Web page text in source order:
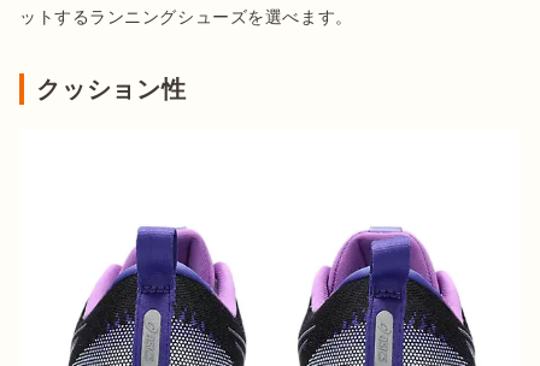
ットするランニングシューズを選べます。
クッション性